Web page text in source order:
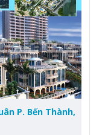
P. Bến Thành,